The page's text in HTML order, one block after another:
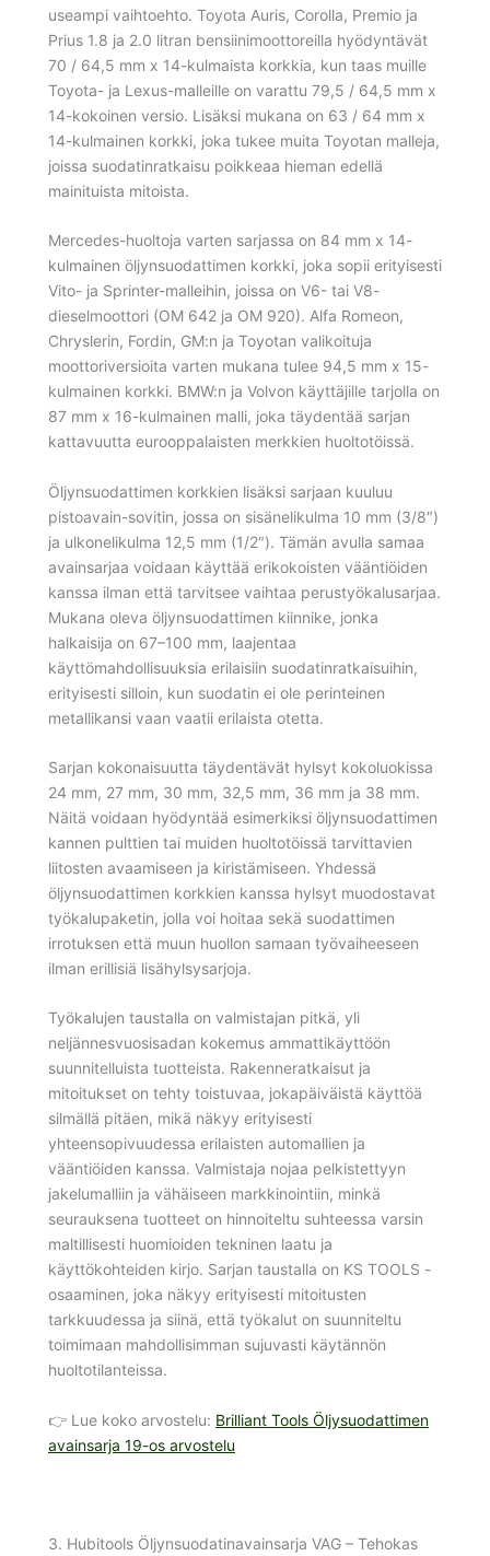
useampi vaihtoehto. Toyota Auris, Corolla, Premio ja
Prius 1.8 ja 2.0 litran bensiinimoottoreilla hyödyntävät
70 / 64,5 mm x 14-kulmaista korkkia, kun taas muille
Toyota- ja Lexus-malleille on varattu 79,5 / 64,5 mm x
14-kokoinen versio. Lisäksi mukana on 63 / 64 mm x
14-kulmainen korkki, joka tukee muita Toyotan malleja,
joissa suodatinratkaisu poikkeaa hieman edellä
mainituista mitoista.
Mercedes-huoltoja varten sarjassa on 84 mm x 14-
kulmainen öljynsuodattimen korkki, joka sopii erityisesti
Vito- ja Sprinter-malleihin, joissa on V6- tai V8-
dieselmoottori (OM 642 ja OM 920). Alfa Romeon,
Chryslerin, Fordin, GM:n ja Toyotan valikoituja
moottoriversioita varten mukana tulee 94,5 mm x 15-
kulmainen korkki. BMW:n ja Volvon käyttäjille tarjolla on
87 mm x 16-kulmainen malli, joka täydentää sarjan
kattavuutta eurooppalaisten merkkien huoltotöissä.
Öljynsuodattimen korkkien lisäksi sarjaan kuuluu
pistoavain-sovitin, jossa on sisänelikulma 10 mm (3/8″)
ja ulkonelikulma 12,5 mm (1/2″). Tämän avulla samaa
avainsarjaa voidaan käyttää erikokoisten vääntiöiden
kanssa ilman että tarvitsee vaihtaa perustyökalusarjaa.
Mukana oleva öljynsuodattimen kiinnike, jonka
halkaisija on 67–100 mm, laajentaa
käyttömahdollisuuksia erilaisiin suodatinratkaisuihin,
erityisesti silloin, kun suodatin ei ole perinteinen
metallikansi vaan vaatii erilaista otetta.
Sarjan kokonaisuutta täydentävät hylsyt kokoluokissa
24 mm, 27 mm, 30 mm, 32,5 mm, 36 mm ja 38 mm.
Näitä voidaan hyödyntää esimerkiksi öljynsuodattimen
kannen pulttien tai muiden huoltotöissä tarvittavien
liitosten avaamiseen ja kiristämiseen. Yhdessä
öljynsuodattimen korkkien kanssa hylsyt muodostavat
työkalupaketin, jolla voi hoitaa sekä suodattimen
irrotuksen että muun huollon samaan työvaiheeseen
ilman erillisiä lisähylsysarjoja.
Työkalujen taustalla on valmistajan pitkä, yli
neljännesvuosisadan kokemus ammattikäyttöön
suunnitelluista tuotteista. Rakenneratkaisut ja
mitoitukset on tehty toistuvaa, jokapäiväistä käyttöä
silmällä pitäen, mikä näkyy erityisesti
yhteensopivuudessa erilaisten automallien ja
vääntiöiden kanssa. Valmistaja nojaa pelkistettyyn
jakelumalliin ja vähäiseen markkinointiin, minkä
seurauksena tuotteet on hinnoiteltu suhteessa varsin
maltillisesti huomioiden tekninen laatu ja
käyttökohteiden kirjo. Sarjan taustalla on KS TOOLS -
osaaminen, joka näkyy erityisesti mitoitusten
tarkkuudessa ja siinä, että työkalut on suunniteltu
toimimaan mahdollisimman sujuvasti käytännön
huoltotilanteissa.
👉 Lue koko arvostelu: Brilliant Tools Öljysuodattimen
avainsarja 19-os arvostelu
3. Hubitools Öljynsuodatinavainsarja VAG – Tehokas